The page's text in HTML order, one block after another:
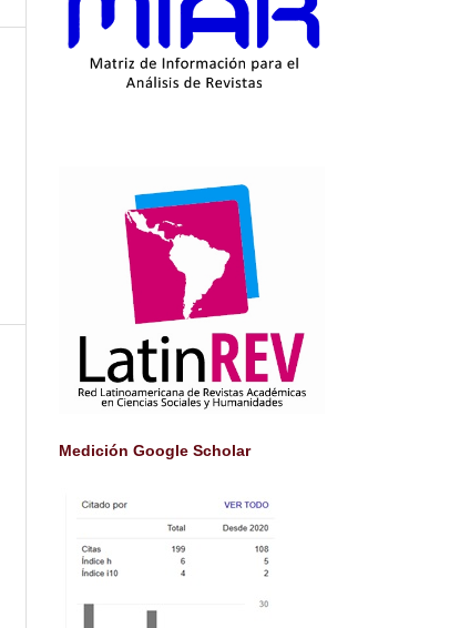
Medición Google Scholar